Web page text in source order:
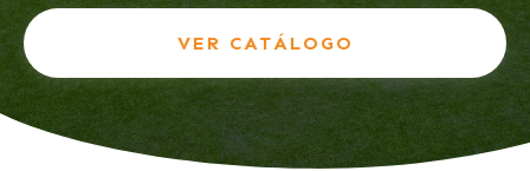
VER CATÁLOGO